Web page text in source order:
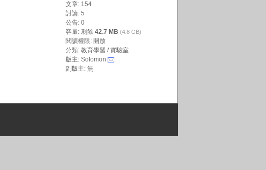
文章: 154
討論: 5
公告: 0
容量: 剩餘 42.7 MB (4.8 GB)
閱讀權限: 開放
分類: 教育學習 / 實驗室
版主: Solomon
副版主: 無